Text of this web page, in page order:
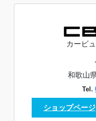
カービ
和歌山
Tel.
ショップページ